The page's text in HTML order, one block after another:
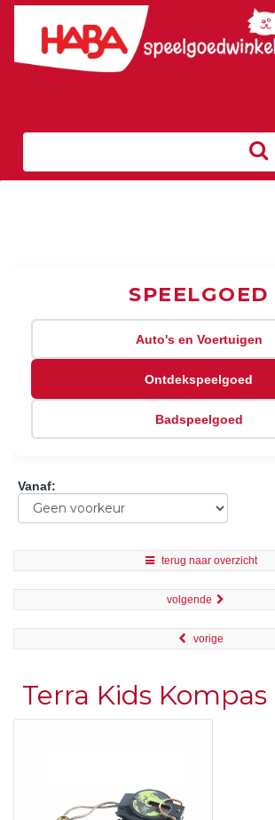
SPEELGOED
Auto's en Voertuigen
Ontdekspeelgoed
Badspeelgoed
Vanaf:
terug naar overzicht
volgende
vorige
Terra Kids Kompas